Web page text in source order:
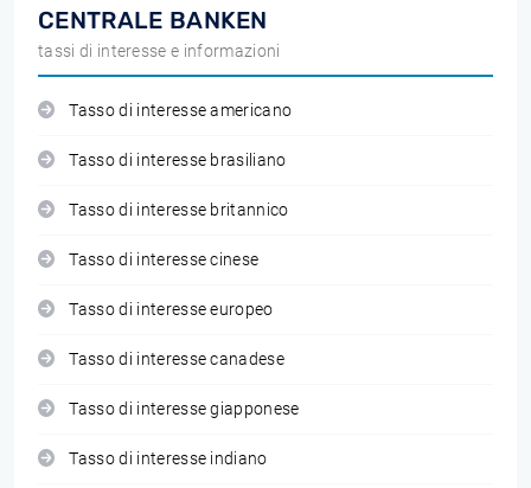
CENTRALE BANKEN
tassi di interesse e informazioni
Tasso di interesse americano
Tasso di interesse brasiliano
Tasso di interesse britannico
Tasso di interesse cinese
Tasso di interesse europeo
Tasso di interesse canadese
Tasso di interesse giapponese
Tasso di interesse indiano